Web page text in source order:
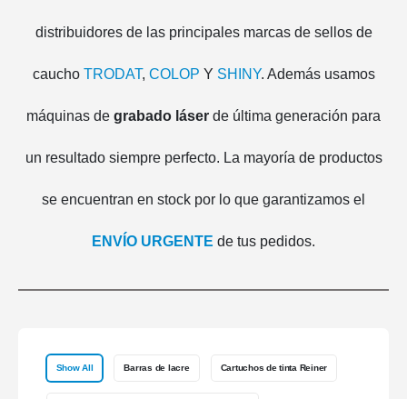
distribuidores de las principales marcas de sellos de
caucho TRODAT, COLOP Y SHINY. Además usamos
máquinas de grabado láser de última generación para
un resultado siempre perfecto. La mayoría de productos
se encuentran en stock por lo que garantizamos el
ENVÍO URGENTE de tus pedidos.
Show All Barras de lacre Cartuchos de tinta Reiner